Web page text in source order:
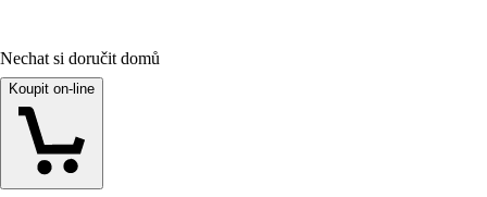
Nechat si doručit domů
Koupit on-line